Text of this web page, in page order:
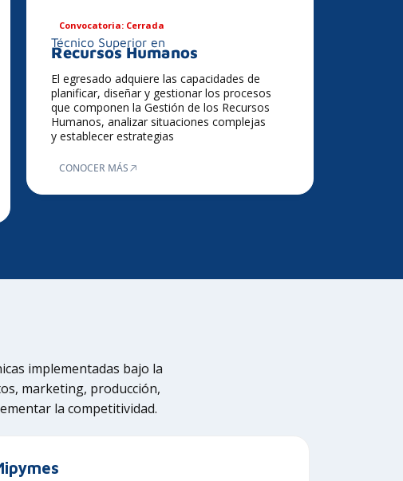
Convocatoria: Cerrada
Técnico Superior en
Recursos Humanos
El egresado adquiere las capacidades de
planificar, diseñar y gestionar los procesos
que componen la Gestión de los Recursos
Humanos, analizar situaciones complejas
y establecer estrategias
CONOCER MÁS
implementadas bajo la
marketing, producción,
la competitividad.